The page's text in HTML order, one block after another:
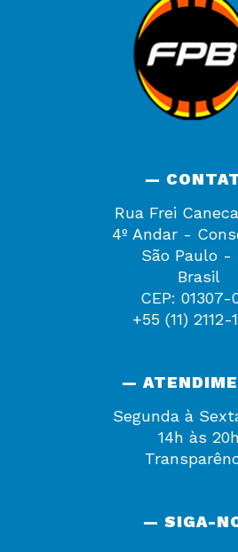
—
Rua Frei
4º Andar -
São Paulo -
Brasil
CEP: 01307-
+55 (11) 2112-
—
Segunda à
14h às 20h
— SIGA-